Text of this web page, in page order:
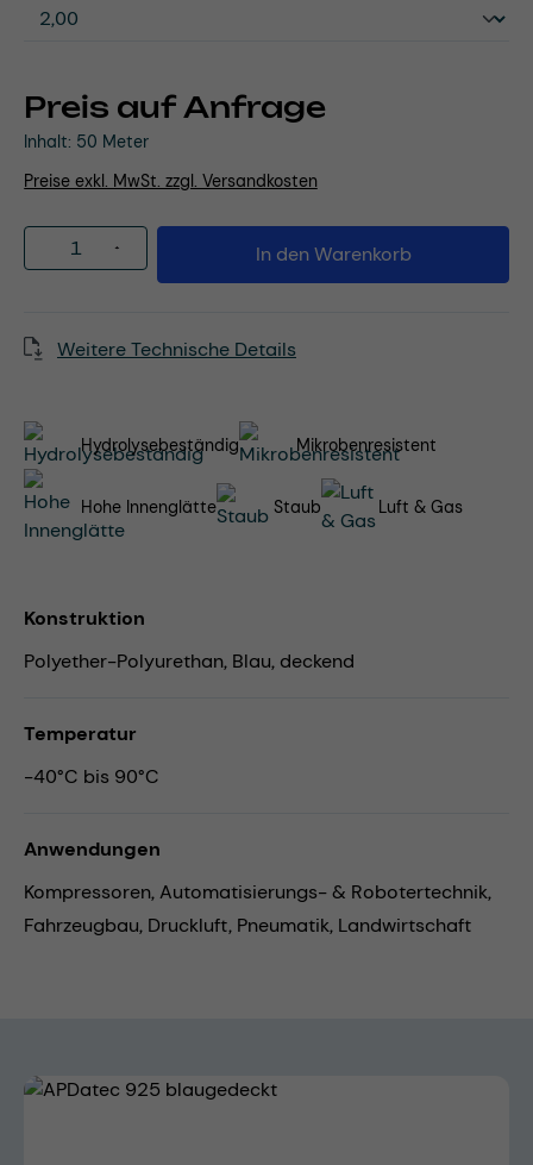
Preis auf Anfrage
Inhalt: 50 Meter
Preise exkl. MwSt. zzgl. Versandkosten
Produkt Anzahl: Gib den gewünschten
In den Warenkorb
Weitere Technische Details
Hydrolysebeständig Mikrobenresistent
Hohe Innenglätte Staub Luft & Gas
Konstruktion
Polyether-Polyurethan, Blau, deckend
Temperatur
-40°C bis 90°C
Anwendungen
Kompressoren,Automatisierungs- & Robotertechnik,
Fahrzeugbau, Druckluft, Pneumatik, Landwirtschaft
Bildergalerie überspringen